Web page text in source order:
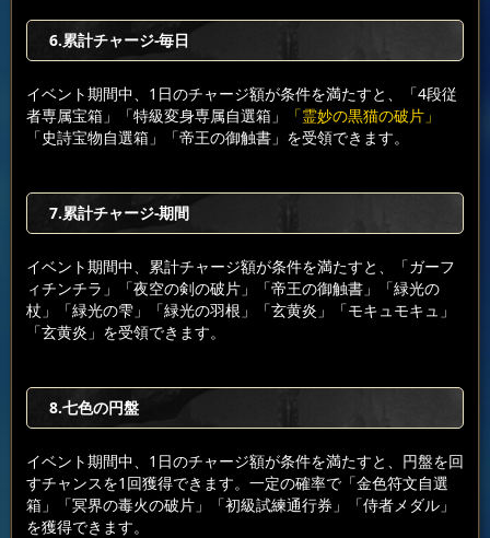
6.累計チャージ-毎日
イベント期間中、1日のチャージ額が条件を満たすと、「4段従
者専属宝箱」「特級変身専属自選箱」
「霊妙の黒猫の破片」
「史詩宝物自選箱」「帝王の御触書」を受領できます。
7.累計チャージ-期間
イベント期間中、累計チャージ額が条件を満たすと、「ガーフ
ィチンチラ」「夜空の剣の破片」「帝王の御触書」「緑光の
杖」「緑光の雫」「緑光の羽根」「玄黄炎」「モキュモキュ」
「玄黄炎」を受領できます。
8.七色の円盤
イベント期間中、1日のチャージ額が条件を満たすと、円盤を回
すチャンスを1回獲得できます。一定の確率で「金色符文自選
箱」「冥界の毒火の破片」「初級試練通行券」「侍者メダル」
を獲得できます。